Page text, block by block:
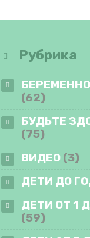
Рубрика
(62)
БУДЬТЕ
(75)
ВИДЕО (3)
ДЕТИ ДО
ДЕТИ ОТ 1
(59)